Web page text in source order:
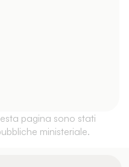
pagina sono stati
ministeriale.